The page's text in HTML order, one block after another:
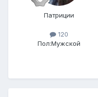
Патриции
120
Пол:Мужской